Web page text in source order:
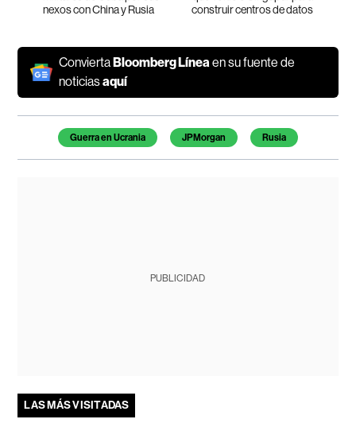
nexos con China y Rusia
construir centros de datos
ConviertaBloomberg Líneaen su fuente de
noticiasaquí
Temas de este artículo
Guerra en Ucrania JPMorgan Rusia
PUBLICIDAD
LAS MÁS VISITADAS